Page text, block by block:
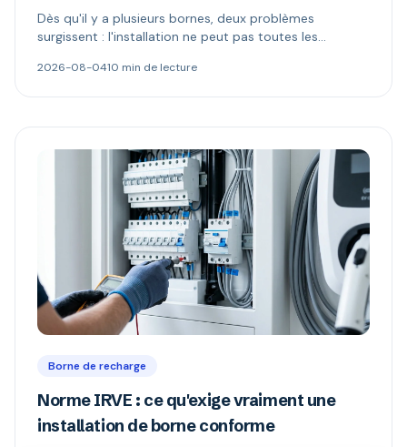
Dès qu'il y a plusieurs bornes, deux problèmes
surgissent : l'installation ne peut pas toutes les
paie. Délestage dynamique, comptage MID et schémas
2026-08-0410 min de lecture
Borne de recharge
Norme IRVE : ce qu'exige vraiment une
installation de borne conforme